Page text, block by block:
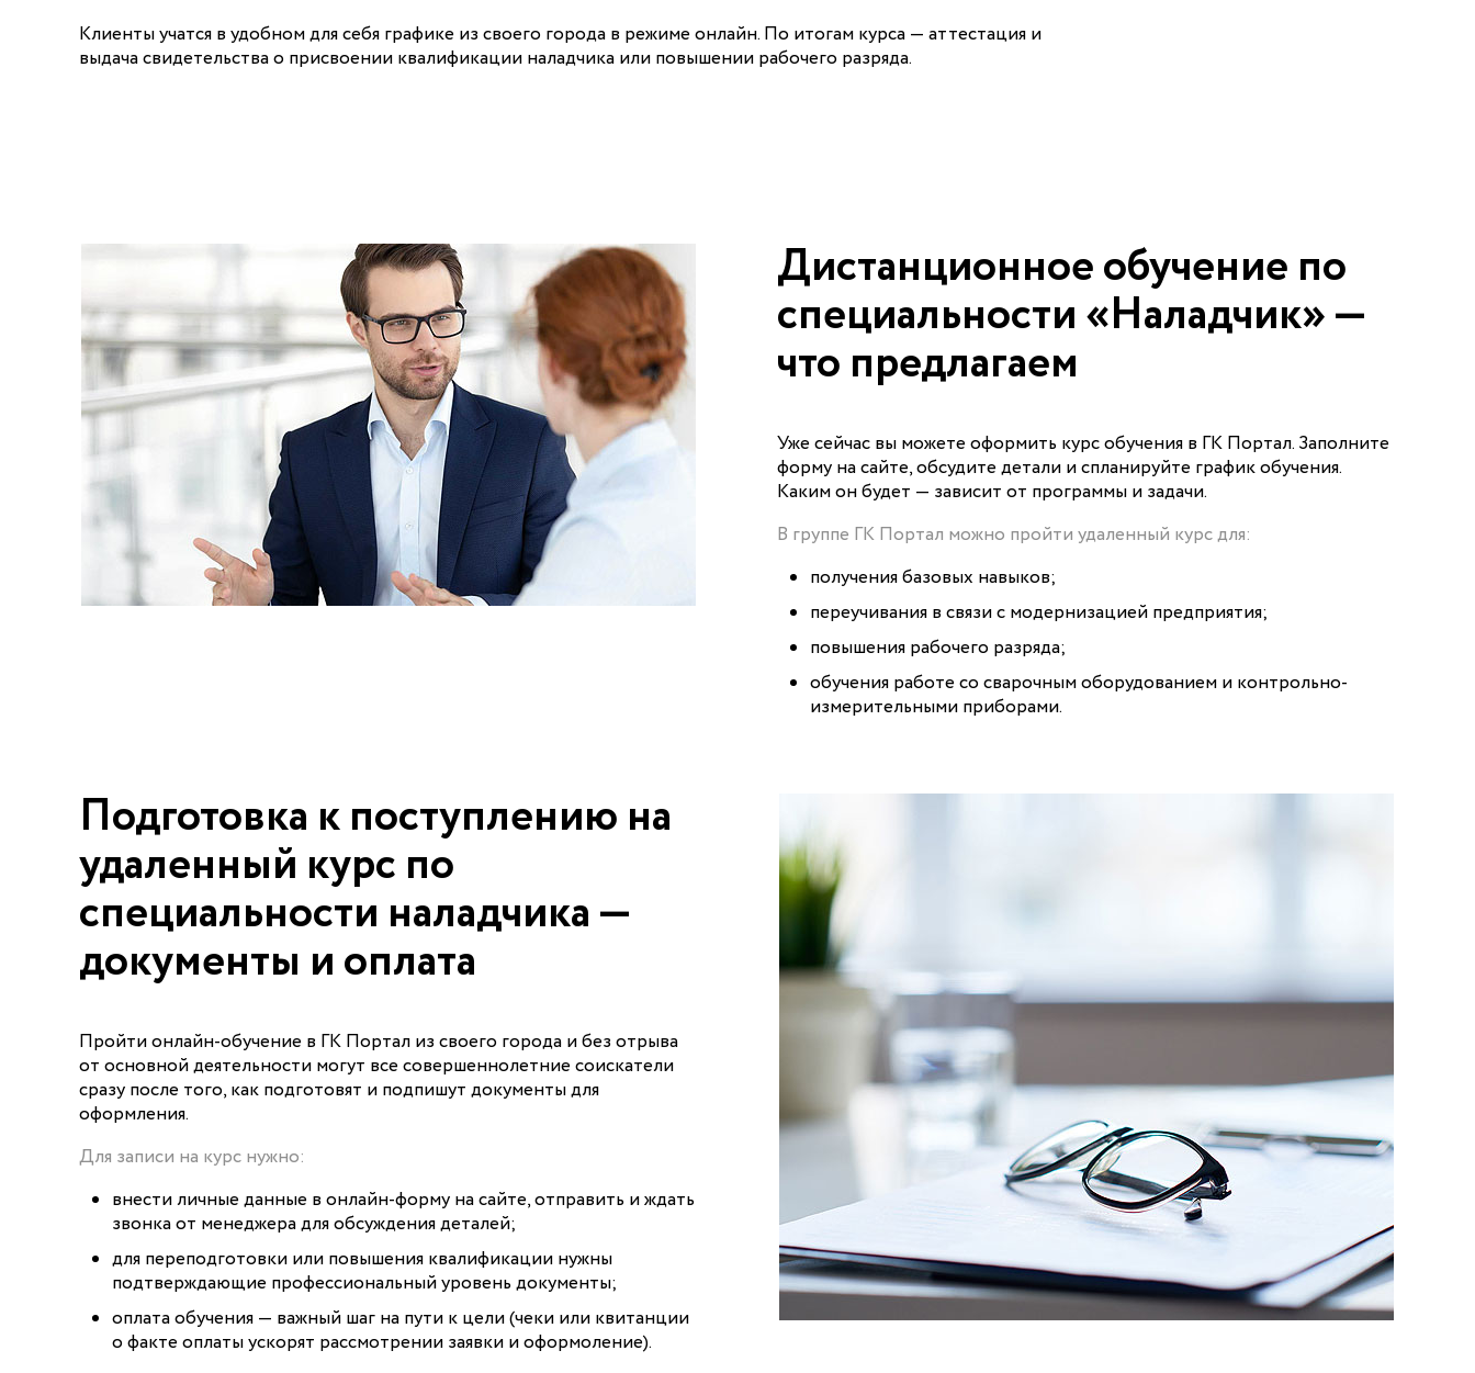
Клиенты учатся в удобном для себя графике из своего города в режиме онлайн. По итогам курса — аттестация и
выдача свидетельства о присвоении квалификации наладчика или повышении рабочего разряда.
Дистанционное обучение по
специальности «Наладчик» —
что предлагаем
Уже сейчас вы можете оформить курс обучения в ГК Портал. Заполните
форму на сайте, обсудите детали и спланируйте график обучения.
Каким он будет — зависит от программы и задачи.
В группе ГК Портал можно пройти удаленный курс для:
получения базовых навыков;
переучивания в связи с модернизацией предприятия;
повышения рабочего разряда;
обучения работе со сварочным оборудованием и контрольно-
измерительными приборами.
Подготовка к поступлению на
удаленный курс по
специальности наладчика —
документы и оплата
Пройти онлайн-обучение в ГК Портал из своего города и без отрыва
от основной деятельности могут все совершеннолетние соискатели
сразу после того, как подготовят и подпишут документы для
оформления.
Для записи на курс нужно:
внести личные данные в онлайн-форму на сайте, отправить и ждать
звонка от менеджера для обсуждения деталей;
для переподготовки или повышения квалификации нужны
подтверждающие профессиональный уровень документы;
оплата обучения — важный шаг на пути к цели (чеки или квитанции
о факте оплаты ускорят рассмотрении заявки и оформоление).